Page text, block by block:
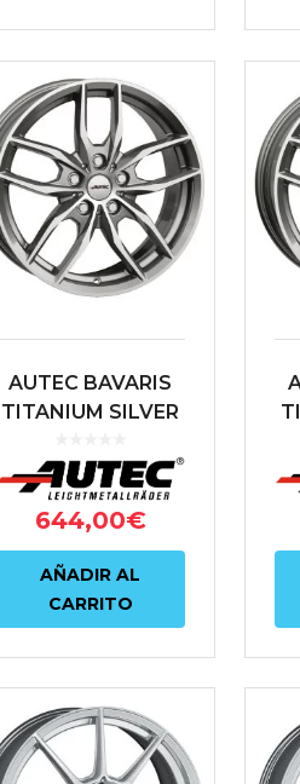
AUTEC BAVARIS
TITANIUM SILVER
5X112 ET30 66.6
ANTRACITA
644,00€
AÑADIR AL
CARRITO